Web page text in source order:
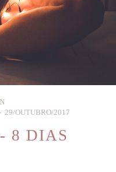
29/OUTUBRO/2017
8 DIAS